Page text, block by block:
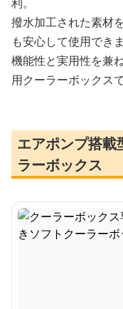
撥水加工された素材
も安心して使用できま
機能性と実用性を兼
用クーラーボックスで
エアポンプ搭載
ラーボックス